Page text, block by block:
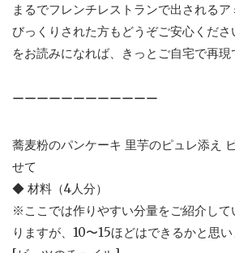
まるでフレンチレストランで出される
びっくりされた方もどうぞご安心くだ
をお読みになれば、きっとご自宅で再現
ーーーーーーーーーーーー
蕎麦粉のパンケーキ 里芋のピュレ添え
せて
◆ 材料（4人分）
※ここでは作りやすい分量をご紹介して
りますが、10〜15ほどはできるかと思い